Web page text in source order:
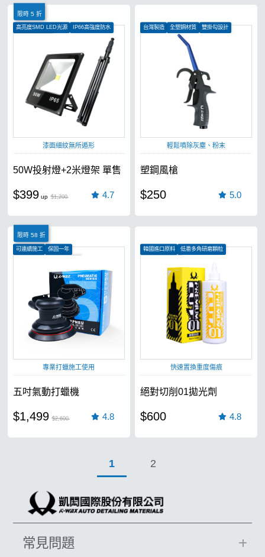
限時 5 折
高亮度SMD LED光源
IP66高強度防水
漆面細紋無所遁形
50W投射燈+2米燈架 單售
$399 $1,200 4.7
台灣製造 全塑鋼材質 雙掛勾設計
輕鬆噴除灰塵、粉末
塑鋼風槍
$250 5.0
限時 58 折
可連續施工
保固一年
專業打蠟施工使用
五吋氣動打蠟機
$1,499 $2,600 4.8
韓國進口原料
低番多角研磨顆粒
快速置換重度傷痕
絕對切削01拋光劑
$600 4.8
1 2
常見問題